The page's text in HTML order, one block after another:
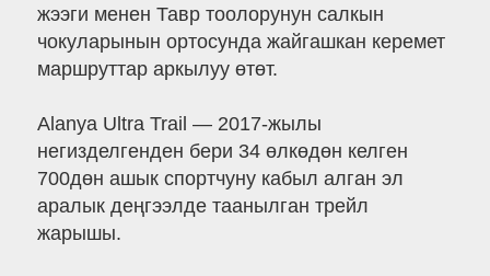
жээги менен Тавр тоолорунун салкын
чокуларынын ортосунда жайгашкан керемет
маршруттар аркылуу өтөт.
Alanya Ultra Trail — 2017-жылы
негизделгенден бери 34 өлкөдөн келген
700дөн ашык спортчуну кабыл алган эл
аралык деңгээлде таанылган трейл
жарышы.